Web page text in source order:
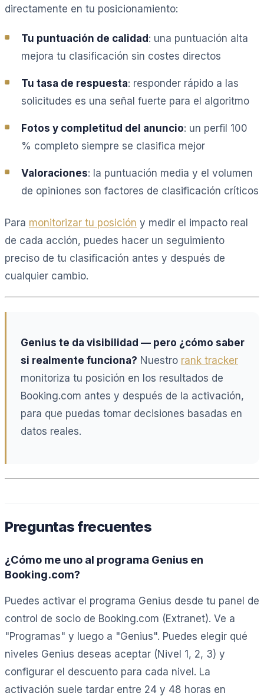
directamente en tu posicionamiento:
Tu puntuación de calidad: una puntuación alta
mejora tu clasificación sin costes directos
Tu tasa de respuesta: responder rápido a las
solicitudes es una señal fuerte para el algoritmo
Fotos y completitud del anuncio: un perfil 100
% completo siempre se clasifica mejor
Valoraciones: la puntuación media y el volumen
de opiniones son factores de clasificación críticos
Para monitorizar tu posición y medir el impacto real
de cada acción, puedes hacer un seguimiento
preciso de tu clasificación antes y después de
cualquier cambio.
Genius te da visibilidad — pero ¿cómo saber
si realmente funciona? Nuestro rank tracker
monitoriza tu posición en los resultados de
Booking.com antes y después de la activación,
para que puedas tomar decisiones basadas en
datos reales.
Preguntas frecuentes
¿Cómo me uno al programa Genius en
Booking.com?
Puedes activar el programa Genius desde tu panel de
control de socio de Booking.com (Extranet). Ve a
"Programas" y luego a "Genius". Puedes elegir qué
niveles Genius deseas aceptar (Nivel 1, 2, 3) y
configurar el descuento para cada nivel. La
activación suele tardar entre 24 y 48 horas en